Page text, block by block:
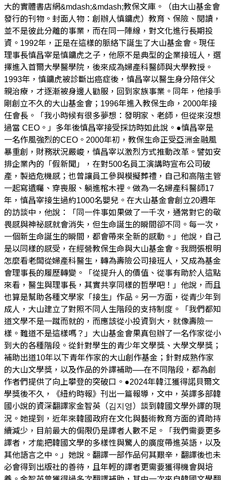
大的實體書店網&mdash;&mdash;教保文庫。（由大山基金會
發行的刊物。封面人物：創辦人慎鏞虎）教育、保險、閱讀，
並不是彼此分離的事業，而在同一陣線，對文化進行長期投
資。1992年，正是在這樣的脈絡下誕生了大山基金會。現任
理事長慎昌宰是慎鏞虎之子，他原不是典型的企業接班人，選
擇進入首爾大學醫學院，後來成為婦產科醫師與大學教授。
1993年，慎鏞虎被診斷出癌症後，慎昌宰以醫生身分陪伴父
親治療，才逐漸被身邊人勸服，回到家族事業。同年，他接手
剛創立不久的大山基金會；1996年進入教保生命，2000年接
任會長。「我小時候有很多夢想：發明家、老師，但從來沒想
過當 CEO。」多年後慎昌宰接受採訪時如此說。●慎昌宰是
一名作風強烈的CEO。2000年初，教保生命正受亞洲金融風
暴重創，財務狀況嚴峻，慎昌宰以激烈方式推動改革。譬如安
排企業內的「假新聞」，在對500名員工演講時宣布公司破
產，製造危機感；也曾讓員工參與模擬葬禮，自己和高階主管
一起寫遺囑、穿喪服、躺進棺木裡。做為一名婦產科醫師17
年，慎昌宰接生過約1000名嬰兒。在大山基金會創立20週年
的訪談中，他說：「同一件事如果做了一千次，通常對它的敬
畏感與神祕感就會消失，但生命誕生的瞬間卻不同。每一次，
一個新生命誕生的瞬間，都會帶來全新的感動。」他說，自己
是以同樣的感受，在經營教保生命與大山基金會。我問張根明
怎麼看老闆從婦產科醫生，轉為壽險公司接班人，又成為基金
會理事長的履歷轉變。「從提升人的價值、從事有助於人這點
來看，醫生與理事長，其實共享同樣的哲學吧！」他說，而且
也算是幫助各種文學家「接生」作品。另一方面，從青少年到
成人，大山建立了對照不同人生階段的支持制度。「我們都知
道文學不是一蹴而就的，而應該從小投資到大，就像壽險一
樣。難道不是這樣嗎？」大山基金會果真包辦了一名作家從小
到大的各種階段。從針對學生的青少年文學獎、大學文學獎；
補助出道10年以下青年作家的大山創作基金；針對成熟作家
的大山文學獎，以及作品的外譯補助──在不同階段，都為創
作者們提供了向上攀登的突破口。●2024年韓江獲得諾貝爾文
學獎後不久，《紐約時報》刊出一篇報導，文中，英譯多部韓
國小說的資深翻譯家金智英（김지영）談到韓國文學外譯的現
況。她提到，近年來韓國政府在文化與藝術教育方面的資助持
續減少，目前最大的侷限仍是譯者人數不足。「我們需要更多
譯者，才能把韓國文學的多樣性與驚人的廣度帶進英語，以及
其他語言之中。」她說。翻譯一部作品何其艱辛，翻譯後也未
必會得到出版社的善待，且年輕的譯者更需要獲得機會與培